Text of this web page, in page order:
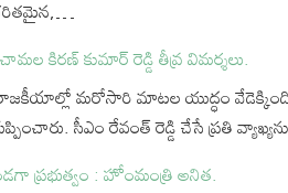
కిరణ్ కుమార్ రెడ్డి తీవ్ర విమర్శలు.
మరోసారి మాటల యుద్ధం
సీఎం రేవంత్ రెడ్డి చేసే ప్రతి
ప్రభుత్వం : హోంమంత్రి అనిత.